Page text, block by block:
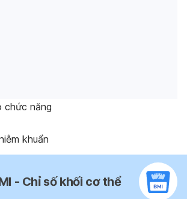
chức năng
khuẩn
- Chỉ số khối cơ thể